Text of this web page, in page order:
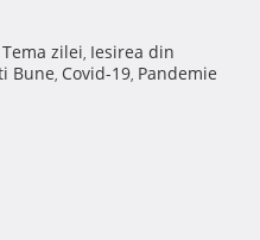
Tema zilei, Iesirea din
Bune, Covid-19, Pandemie